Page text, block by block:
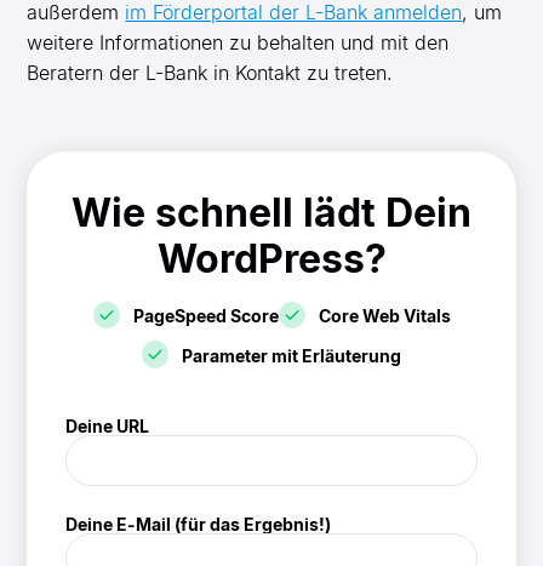
außerdem im Förderportal der L-Bank anmelden, um
weitere Informationen zu behalten und mit den
Beratern der L-Bank in Kontakt zu treten.
Wie schnell lädt Dein
WordPress?
PageSpeed Score
Core Web Vitals
Parameter mit Erläuterung
(/speedtest)
Deine URL
Deine E-Mail (für das Ergebnis!)